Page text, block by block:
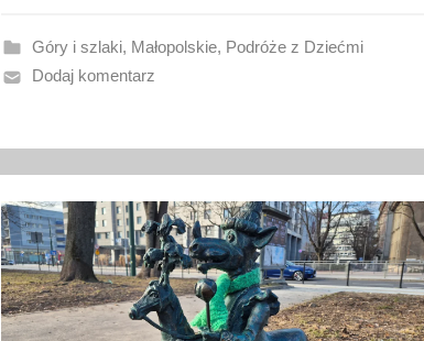
a
n
p
c
a
2
0
Góry i szlaki, Małopolskie, Podróże z Dziećmi
Dodaj komentarz